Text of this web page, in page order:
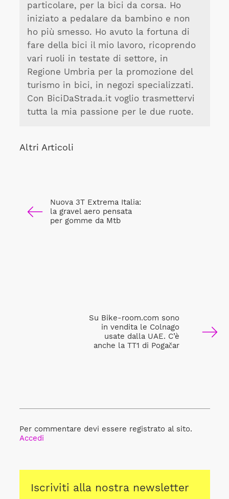
particolare, per la bici da corsa. Ho
iniziato a pedalare da bambino e non
ho più smesso. Ho avuto la fortuna di
fare della bici il mio lavoro, ricoprendo
vari ruoli in testate di settore, in
Regione Umbria per la promozione del
turismo in bici, in negozi specializzati.
Con BiciDaStrada.it voglio trasmettervi
tutta la mia passione per le due ruote.
Altri Articoli
Nuova 3T Extrema Italia:
la gravel aero pensata
per gomme da Mtb
Su Bike-room.com sono
in vendita le Colnago
usate dalla UAE. C’è
anche la TT1 di Pogačar
Per commentare devi essere registrato al sito.
Accedi
Iscriviti alla nostra newsletter